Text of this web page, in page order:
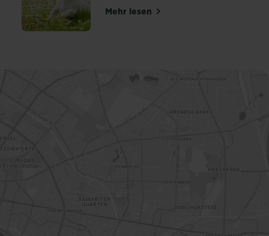
winterfest machen: Tipps & Anleitung
Mehr lesenüber Naturrasen: Anlegen und